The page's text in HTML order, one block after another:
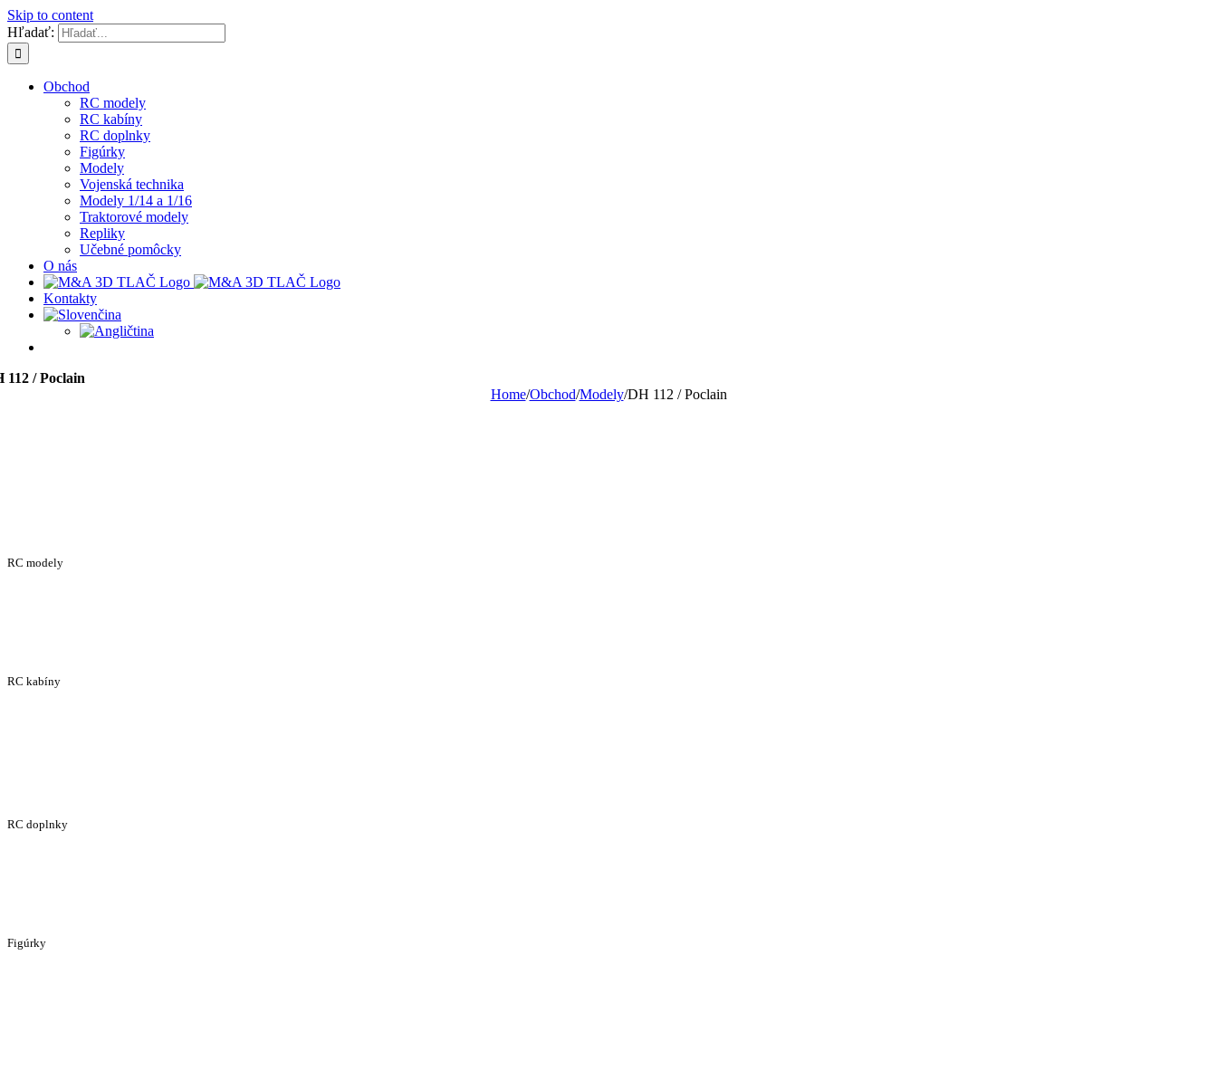
Skip to content
Hľadať:
Obchod
RC modely
RC kabíny
RC doplnky
Figúrky
Modely
Vojenská technika
Modely 1/14 a 1/16
Traktorové modely
Repliky
Učebné pomôcky
O nás
Kontakty
112 / Poclain
Home/Obchod/Modely/DH 112 / Poclain
RC modely
RC kabíny
RC doplnky
Figúrky